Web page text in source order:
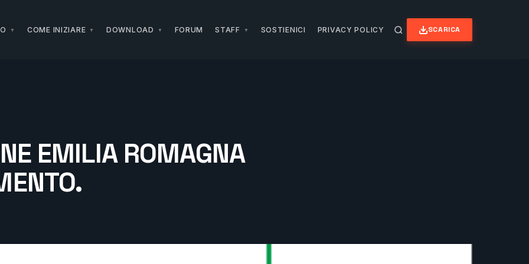
COME INIZIARE DOWNLOAD FORUM STAFF SOSTIENICI PRIVACY POLICY SCARICA
EMILIA ROMAGNA